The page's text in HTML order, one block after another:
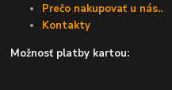
Prečo nakupovať u nás..
Kontakty
Možnosť platby kartou: